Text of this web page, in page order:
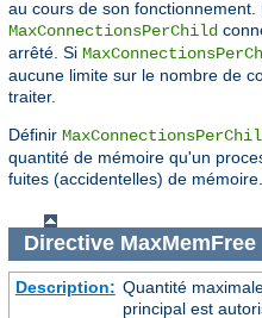
au cours de son fonctionnement.
MaxConnectionsPerChild
arrêté. Si
aucune limite sur le nombre de
traiter.
Définir
quantité de mémoire qu'un
fuites (accidentelles) de mémoire.
Directive MaxMemFree
Description: Quantité
principal est